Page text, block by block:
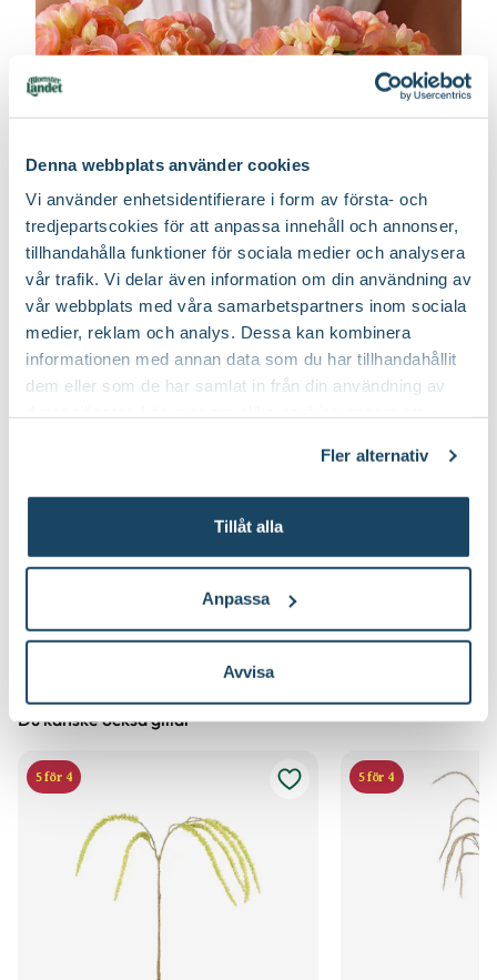
Denna webbplats använder cookies
Vi använder enhetsidentifierare i form av första- och
tredjepartscokies för att anpassa innehåll och annonser,
tillhandahålla funktioner för sociala medier och analysera
vår trafik. Vi delar även information om din användning av
vår webbplats med våra samarbetspartners inom sociala
medier, reklam och analys. Dessa kan kombinera
informationen med annan data som du har tillhandahållit
dem eller som de har samlat in från din användning av
Fler alternativ
Tillåt alla
Anpassa
Avvisa
Inspiration
Konstgjorda växter hemma – växter för
alla rum
Oavsett om du har en hektisk vardag och alltid glömmer av
att vattna, eller har ont om naturligt ljus i rummet, kan
ditt hem en grönskande känsla.
Du kanske också gillar
5 för 4 5 för 4